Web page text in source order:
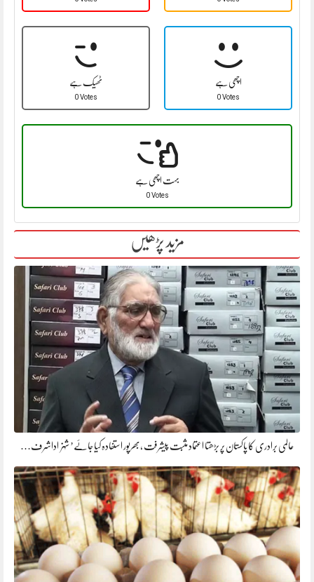
ٹھیک ہے
0 Votes
اچھی ہے
0 Votes
بہت اچھی ہے
0 Votes
مزید پڑھیں
عالمی برادری کا پاکستان پر بڑھتا اعتماد مثبت پیشرفت ،بھرپور استفادہ کیا جائے’ شہزاداشرف…